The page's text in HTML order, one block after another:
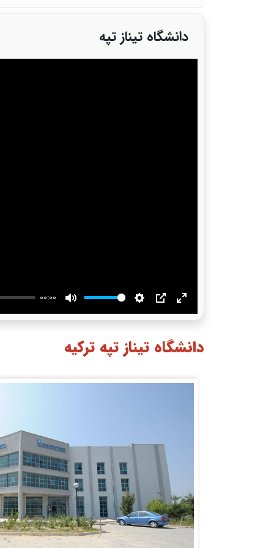
دانشگاه تیناز تپه
00:00
Mute Settings
PIP Enter
fullscreen
دانشگاه تیناز تپه ترکیه